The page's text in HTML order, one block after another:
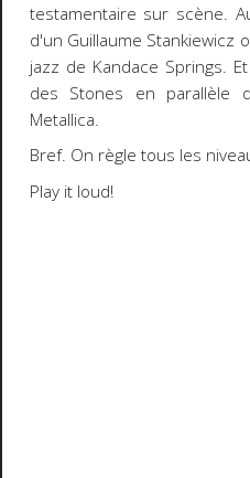
testamentaire sur scène.
d'un Guillaume Stankiewicz
jazz de Kandace Springs.
des Stones en parallèle
Metallica.
Bref. On règle tous les
Play it loud!